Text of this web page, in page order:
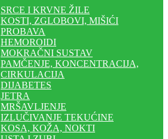
SRCE I KRVNE ŽILE
KOSTI, ZGLOBOVI, MIŠIĆI
PROBAVA
HEMOROIDI
MOKRAČNI SUSTAV
PAMČENJE, KONCENTRACIJA,
CIRKULACIJA
DIJABETES
JETRA
MRŠAVLJENJE
IZLUČIVANJE TEKUĆINE
KOSA, KOŽA, NOKTI